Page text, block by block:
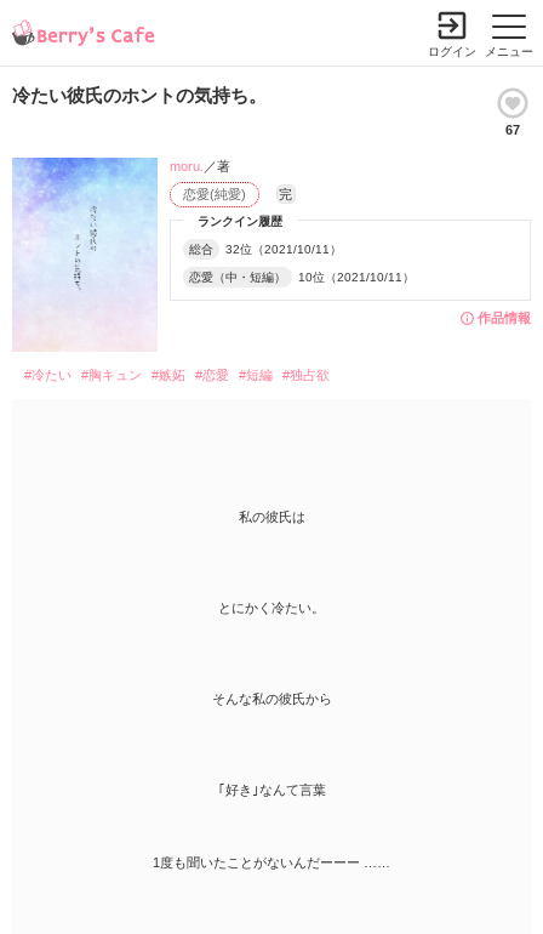
メニュー
ログイン
冷たい彼氏のホントの気持ち。
67
作品情報
ランクイン履歴
総合 32位（2021/10/11）
恋愛（中・短編） 10位（2021/10/11）
恋愛(純愛) 完
moru. ／著
#冷たい #胸キュン #嫉妬 #恋愛 #短編 #独占欲
私の彼氏は
とにかく冷たい。
そんな私の彼氏から
｢好き｣なんて言葉
1度も聞いたことがないんだーーー ……